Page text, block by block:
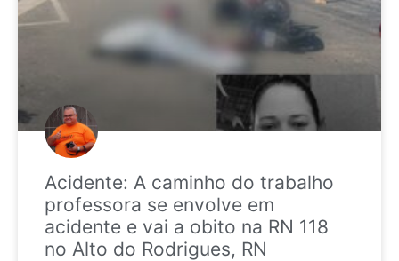
Acidente: A caminho do trabalho
professora se envolve em
acidente e vai a obito na RN 118
no Alto do Rodrigues, RN